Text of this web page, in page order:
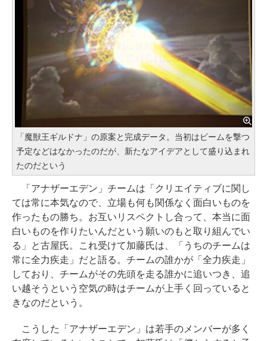
「魔獣王ギルドナ」の原案と完成データ。当初はビームを撃つ
予定などはなかったのだが、新たなアイデアとして盛り込まれ
たのだという
「アナザーエデン」チームは「クリエイティブに関し
ては常に本気なので、立場も何も関係なく面白いものを
作ったもの勝ち。お互いリスペクトし合って、本当に面
白いものを作りたいんだという願いのもと取り組んでい
る」と古屋氏。これ受けて加藤氏は、「うちのチームは
常に全力疾走」だと語る。チームの誰かが「全力疾走」
しており、チームがその先頭を走る誰かに追いつき、追
い越そうという空気の時はチームが上手く回っていると
きなのだという。
こうした「アナザーエデン」は若手のメンバーが多く